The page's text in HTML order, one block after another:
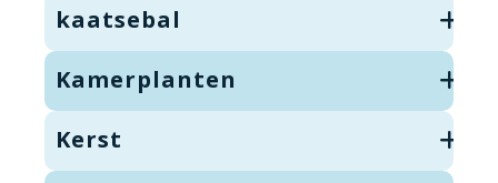
kaatsebal
Kamerplanten
Kerst